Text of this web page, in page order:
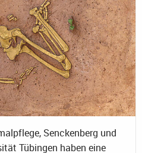
Senckenberg und
Tübingen haben eine